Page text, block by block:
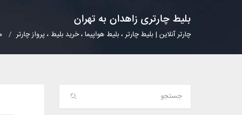
بلیط چارتری زاهدان به تهران
چارتر آنلاین | بلیط چارتر ، بلیط هواپیما ، خرید بلیط ، پرواز چارتر